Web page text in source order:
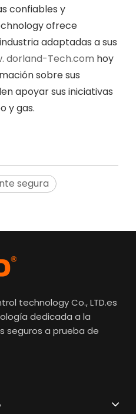
confiables y
ofrece
adaptadas a sus
dorland-Tech.com hoy
sobre sus
apoyar sus iniciativas
y gas.
segura
technology Co., LTD.es
dedicada a la
seguros a prueba de